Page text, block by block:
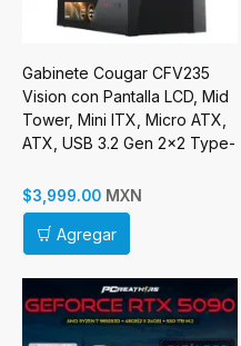
Gabinete Cougar CFV235
Vision con Pantalla LCD, Mid
Tower, Mini ITX, Micro ATX,
ATX, USB 3.2 Gen 2x2 Type-
Sin Fuente
$3,999.00 MXN
Agregar